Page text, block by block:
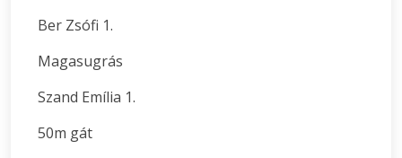
Ber Zsófi 1.
Magasugrás
Szand Emília 1.
50m gát